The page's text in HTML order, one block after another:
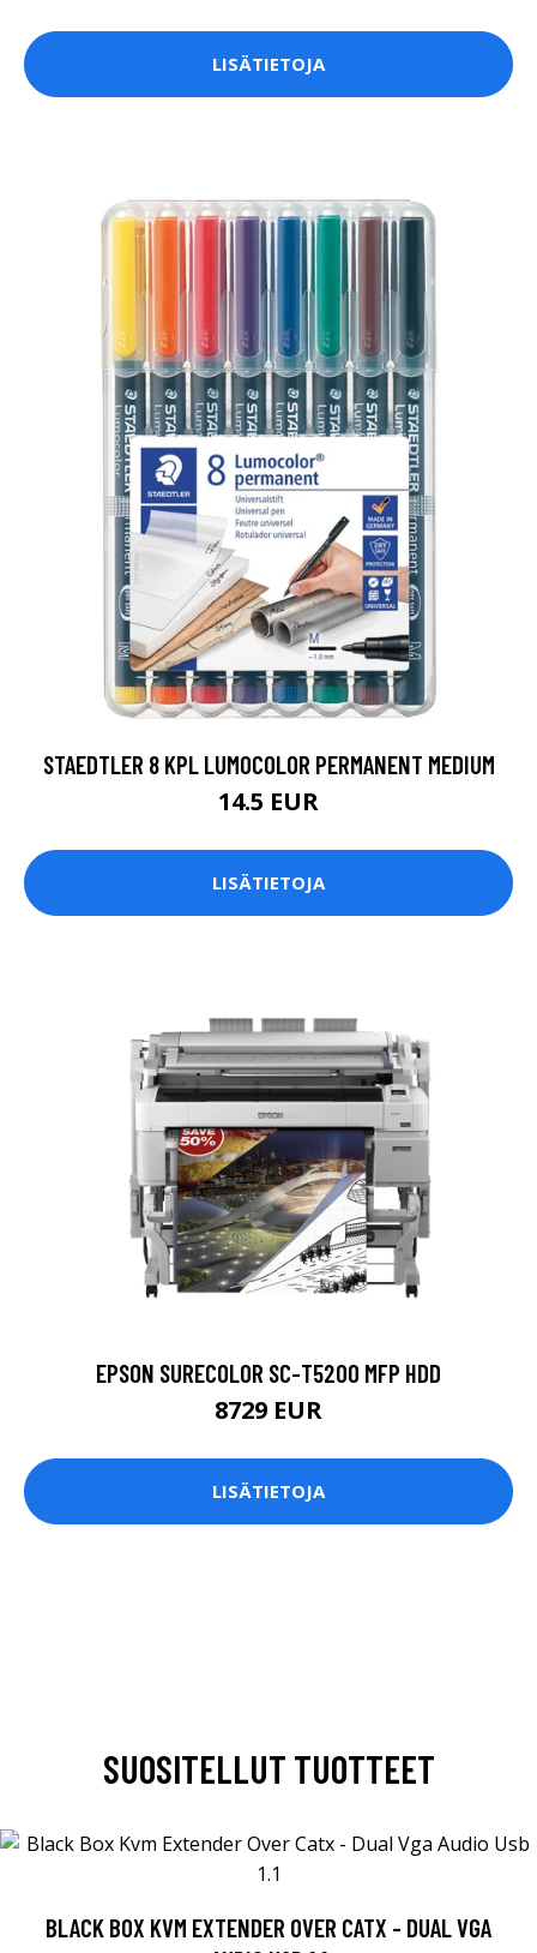
LISÄTIETOJA
STAEDTLER 8 KPL LUMOCOLOR PERMANENT MEDIUM
14.5 EUR
LISÄTIETOJA
EPSON SURECOLOR SC-T5200 MFP HDD
8729 EUR
LISÄTIETOJA
SUOSITELLUT TUOTTEET
BLACK BOX KVM EXTENDER OVER CATX - DUAL VGA